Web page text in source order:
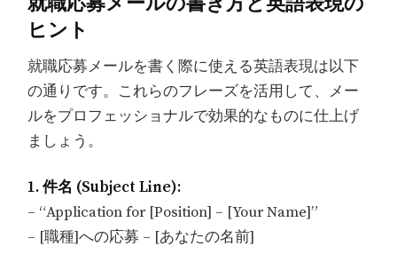
ヒント
就職応募メールを書く際に使える英語表現は以下
の通りです。これらのフレーズを活用して、メー
ルをプロフェッショナルで効果的なものに仕上げ
ましょう。
1. 件名 (Subject Line):
– “Application for [Position] – [Your Name]”
– [職種]への応募 – [あなたの名前]